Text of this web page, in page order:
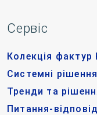
Сервіс
Колекція фактур
Системні
Тренди та
Питання-